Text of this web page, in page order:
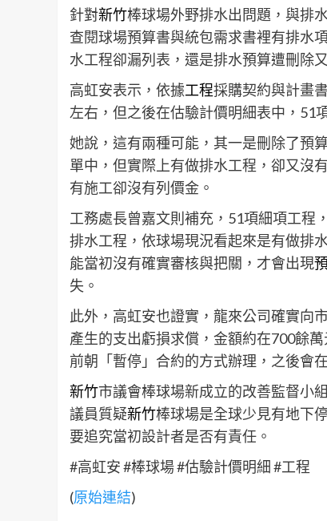
針對新竹棒球場外野排水出問題，與排
查閱球場預算書與統包需求書裡有排水
水工程卻漏列表，還是排水預算遭刪除
高虹安表示，依據工程採購契約與計畫
左右，但之後在估驗計價明細表中，51
她說，這有兩種可能，其一是刪除了預
單中，但實際上有做排水工程，卻又沒
有施工卻沒有列價金。
工務處長曾嘉文則補充，51項細項工程
排水工程，依球場現況看起來是有做排
能當初沒有確實審核與把關，才會出現
失。
此外，高虹安也證實，龍來公司確實向
產生的支出虧損求償，金額約在700餘
前朝「暫停」合約的方式辦理，之後會
新竹市議會棒球場新成立的改善監督小
議員質疑新竹棒球場是全球少見有地下
要追究當初設計者是否有責任。
#高虹安 #棒球場 #估驗計價明細 #工程
(原始連結)